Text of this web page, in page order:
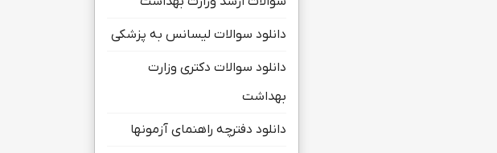
دانلود سوالات لیسانس به پزشکی
دانلود سوالات دکتری وزارت
بهداشت
دانلود دفترچه راهنمای آزمونها